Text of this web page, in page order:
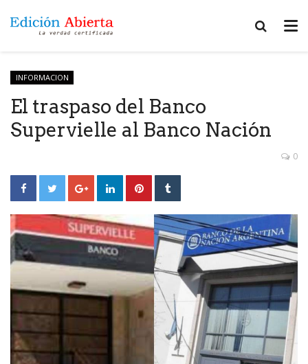
INFORMACION
El traspaso del Banco
Supervielle al Banco Nación
0